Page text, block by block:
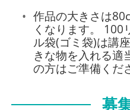
作品の大きさは
くなります。 100
ル袋(ゴミ袋)は講
きな物を入れる適
の方はご準備くだ
募